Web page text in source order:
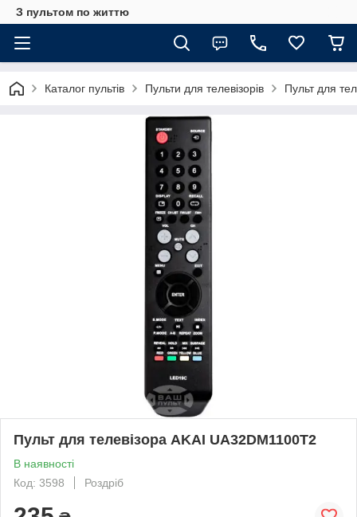
З пультом по життю
Каталог пультів Пульти для телевізорів Пульт для
Пульт для телевізора AKAI UA32DM1100T2
В наявності
Код: 3598
Роздріб